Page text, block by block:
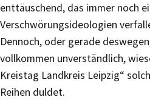
enttäuschend, das immer noch
Verschwörungsideologien
Dennoch, oder gerade
vollkommen unverständlich,
Kreistag Landkreis Leipzig“
Reihen duldet.